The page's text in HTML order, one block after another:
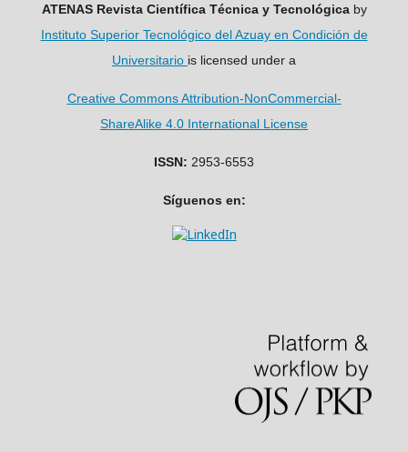
ATENAS Revista Científica Técnica y Tecnológicaby
Instituto Superior Tecnológico del Azuay en Condición de
Universitario is licensed under a
Creative Commons Attribution-NonCommercial-
ShareAlike 4.0 International License
ISSN: 2953-6553
Síguenos en: